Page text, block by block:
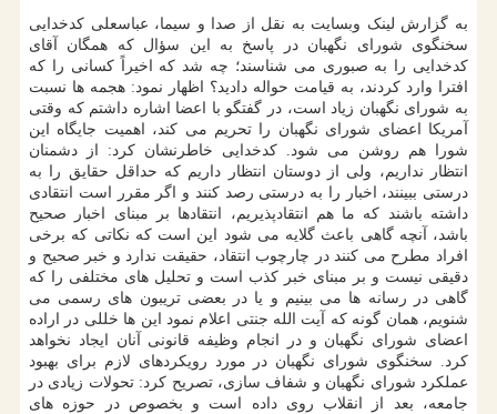
به گزارش لینک وبسایت به نقل از صدا و سیما، عباسعلی کدخدایی
سخنگوی شورای نگهبان در پاسخ به این سؤال که همگان آقای
کدخدایی را به صبوری می شناسند؛ چه شد که اخیراً کسانی را که
افترا وارد کردند، به قیامت حواله دادید؟ اظهار نمود: هجمه ها نسبت
به شورای نگهبان زیاد است، در گفتگو با اعضا اشاره داشتم که وقتی
آمریکا اعضای شورای نگهبان را تحریم می کند، اهمیت جایگاه این
شورا هم روشن می شود. کدخدایی خاطرنشان کرد: از دشمنان
انتظار نداریم، ولی از دوستان انتظار داریم که حداقل حقایق را به
درستی ببینند، اخبار را به درستی رصد کنند و اگر مقرر است انتقادی
داشته باشند که ما هم انتقادپذیریم، انتقادها بر مبنای اخبار صحیح
باشد، آنچه گاهی باعث گلایه می شود این است که نکاتی که برخی
افراد مطرح می کنند در چارچوب انتقاد، حقیقت ندارد و خبر صحیح و
دقیقی نیست و بر مبنای خبر کذب است و تحلیل های مختلفی را که
گاهی در رسانه ها می بینیم و یا در بعضی تریبون های رسمی می
شنویم، همان گونه که آیت الله جنتی اعلام نمود این ها خللی در اراده
اعضای شورای نگهبان و در انجام وظیفه قانونی آنان ایجاد نخواهد
کرد. سخنگوی شورای نگهبان در مورد رویکردهای لازم برای بهبود
عملکرد شورای نگهبان و شفاف سازی، تصریح کرد: تحولات زیادی در
جامعه، بعد از انقلاب روی داده است و بخصوص در حوزه های